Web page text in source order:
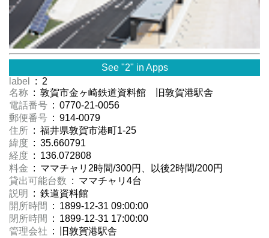
See "2" in Apps
label
: 2
名称 : 敦賀市金ヶ崎鉄道資料館 旧敦賀港駅舎
電話番号 : 0770-21-0056
郵便番号 : 914-0079
住所 : 福井県敦賀市港町1-25
緯度 : 35.660791
経度 : 136.072808
料金 : ママチャリ2時間/300円、以後2時間/200円
貸出可能台数 : ママチャリ4台
説明
: 鉄道資料館
開所時間
: 1899-12-31 09:00:00
閉所時間
: 1899-12-31 17:00:00
管理会社 : 旧敦賀港駅舎